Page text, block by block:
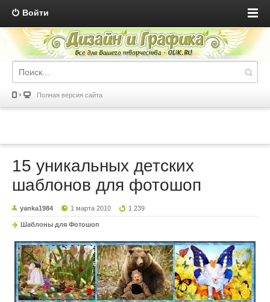
Войти
Полная версия сайта
15 уникальных детских
шаблонов для фотошоп
yanka1984 1 марта 2010 1 239
Шаблоны для Фотошоп